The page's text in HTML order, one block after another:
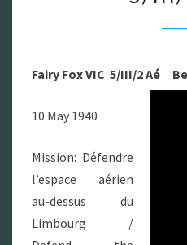
Fairy Fox VIC 5/III/2 Aé
10 May 1940
Mission: Défendre
l’espace aérien
au-dessus du
Limbourg /